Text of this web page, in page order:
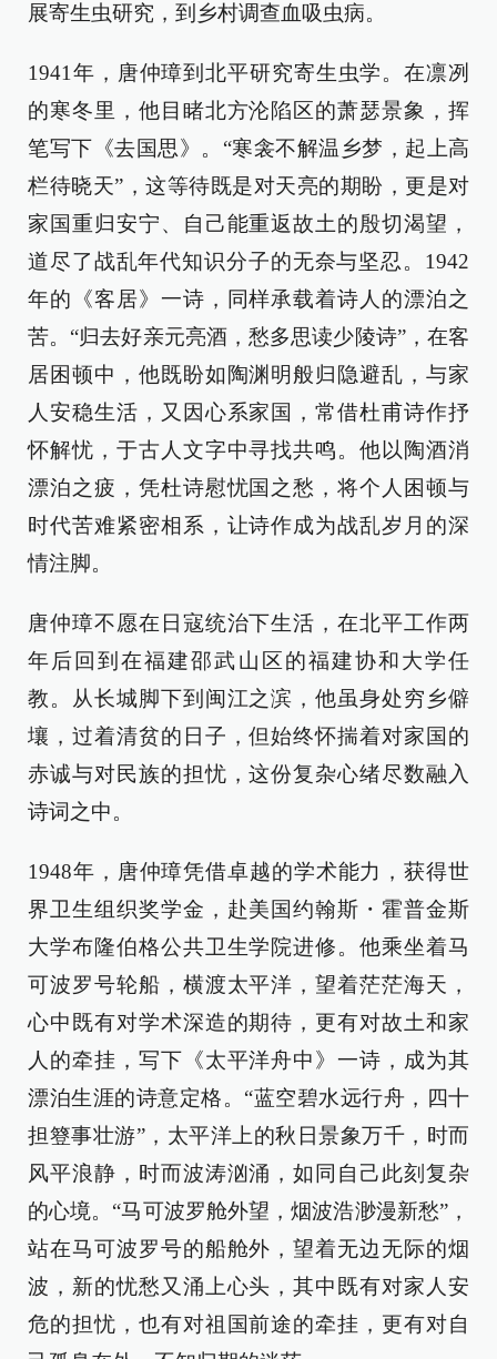
展寄生虫研究，到乡村调查血吸虫病。
1941年，唐仲璋到北平研究寄生虫学。在凛冽
的寒冬里，他目睹北方沦陷区的萧瑟景象，挥
笔写下《去国思》。“寒衾不解温乡梦，起上高
栏待晓天”，这等待既是对天亮的期盼，更是对
家国重归安宁、自己能重返故土的殷切渴望，
道尽了战乱年代知识分子的无奈与坚忍。1942
年的《客居》一诗，同样承载着诗人的漂泊之
苦。“归去好亲元亮酒，愁多思读少陵诗”，在客
居困顿中，他既盼如陶渊明般归隐避乱，与家
人安稳生活，又因心系家国，常借杜甫诗作抒
怀解忧，于古人文字中寻找共鸣。他以陶酒消
漂泊之疲，凭杜诗慰忧国之愁，将个人困顿与
时代苦难紧密相系，让诗作成为战乱岁月的深
情注脚。
唐仲璋不愿在日寇统治下生活，在北平工作两
年后回到在福建邵武山区的福建协和大学任
教。从长城脚下到闽江之滨，他虽身处穷乡僻
壤，过着清贫的日子，但始终怀揣着对家国的
赤诚与对民族的担忧，这份复杂心绪尽数融入
诗词之中。
1948年，唐仲璋凭借卓越的学术能力，获得世
界卫生组织奖学金，赴美国约翰斯・霍普金斯
大学布隆伯格公共卫生学院进修。他乘坐着马
可波罗号轮船，横渡太平洋，望着茫茫海天，
心中既有对学术深造的期待，更有对故土和家
人的牵挂，写下《太平洋舟中》一诗，成为其
漂泊生涯的诗意定格。“蓝空碧水远行舟，四十
担簦事壮游”，太平洋上的秋日景象万千，时而
风平浪静，时而波涛汹涌，如同自己此刻复杂
的心境。“马可波罗舱外望，烟波浩渺漫新愁”，
站在马可波罗号的船舱外，望着无边无际的烟
波，新的忧愁又涌上心头，其中既有对家人安
危的担忧，也有对祖国前途的牵挂，更有对自